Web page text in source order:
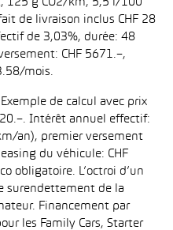
125 g CO2/km, 5,5 l/100
de livraison inclus CHF 28
de 3,03%, durée: 48
CHF 5671.–,
mois.
de calcul avec prix
Intérêt annuel effectif:
an), premier versement
du véhicule: CHF
obligatoire. L’octroi d’un
surendettement de la
Financement par
les Family Cars, Starter